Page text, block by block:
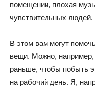
помещении, плохая
чувствительных людей.
В этом вам могут
вещи. Можно, например,
раньше, чтобы побыть
на рабочий день. Я,